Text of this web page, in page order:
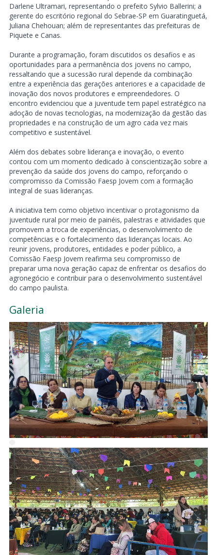
Darlene Ultramari, representando o prefeito Sylvio Ballerini; a
gerente do escritório regional do Sebrae-SP em Guaratinguetá,
Juliana Chehouan; além de representantes das prefeituras de
Piquete e Canas.
Durante a programação, foram discutidos os desafios e as
oportunidades para a permanência dos jovens no campo,
ressaltando que a sucessão rural depende da combinação
entre a experiência das gerações anteriores e a capacidade de
inovação dos novos produtores e empreendedores. O
encontro evidenciou que a juventude tem papel estratégico na
adoção de novas tecnologias, na modernização da gestão das
propriedades e na construção de um agro cada vez mais
competitivo e sustentável.
Além dos debates sobre liderança e inovação, o evento
contou com um momento dedicado à conscientização sobre a
prevenção da saúde dos jovens do campo, reforçando o
compromisso da Comissão Faesp Jovem com a formação
integral de suas lideranças.
A iniciativa tem como objetivo incentivar o protagonismo da
juventude rural por meio de painéis, palestras e atividades que
promovem a troca de experiências, o desenvolvimento de
competências e o fortalecimento das lideranças locais. Ao
reunir jovens, produtores, entidades e poder público, a
Comissão Faesp Jovem reafirma seu compromisso de
preparar uma nova geração capaz de enfrentar os desafios do
agronegócio e contribuir para o desenvolvimento sustentável
do campo paulista.
Galeria